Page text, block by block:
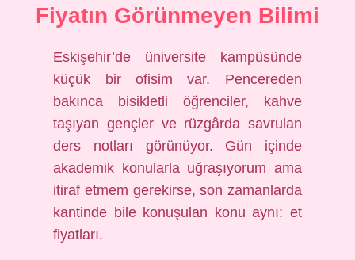
Fiyatın Görünmeyen Bilimi
Eskişehir’de üniversite kampüsünde
küçük bir ofisim var. Pencereden
bakınca bisikletli öğrenciler, kahve
taşıyan gençler ve rüzgârda savrulan
ders notları görünüyor. Gün içinde
akademik konularla uğraşıyorum ama
itiraf etmem gerekirse, son zamanlarda
kantinde bile konuşulan konu aynı: et
fiyatları.